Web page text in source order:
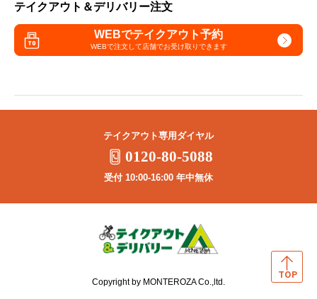
テイクアウト＆デリバリー注文
WEBでテイクアウト予約
WEBで注文して店舗でお受け取りできます
テイクアウト専用ダイヤル
0120-80-5088
受付 10:00-16:00 年中無休
Copyright by MONTEROZA Co.,ltd.